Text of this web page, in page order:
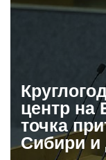
центр на
точка
Сибири и